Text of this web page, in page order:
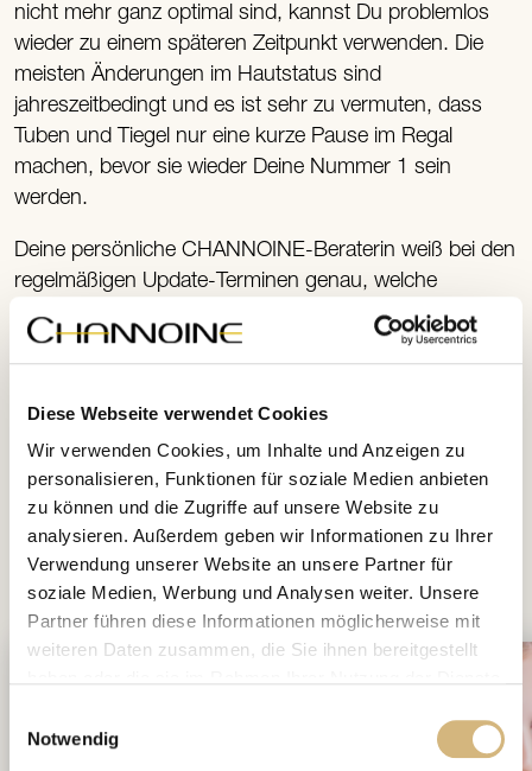
Diese Webseite verwendet Cookies
Wir verwenden Cookies, um Inhalte und Anzeigen zu
personalisieren, Funktionen für soziale Medien anbieten
zu können und die Zugriffe auf unsere Website zu
analysieren. Außerdem geben wir Informationen zu Ihrer
Verwendung unserer Website an unsere Partner für
soziale Medien, Werbung und Analysen weiter. Unsere
Partner führen diese Informationen möglicherweise mit
weiteren Daten zusammen, die Sie ihnen bereitgestellt
und im
Notwendig
nicht mehr ganz optimal sind, kannst Du problemlos
wieder zu einem späteren Zeitpunkt verwenden. Die
meisten Änderungen im Hautstatus sind
jahreszeitbedingt und es ist sehr zu vermuten, dass
Tuben und Tiegel nur eine kurze Pause im Regal
machen, bevor sie wieder Deine Nummer 1 sein
werden.
Deine persönliche CHANNOINE-Beraterin weiß bei den
regelmäßigen Update-Terminen genau, welche
Merkmale sie beachten muss, um Dir jederzeit eine
optimale Pflegestrategie anzubieten. Nutze diesen
Hautbildanalyse und tue Dir damit jedes Mal etwas
Das könnte Dich auchinteressieren